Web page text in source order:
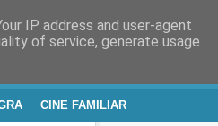
CINE FAMILIAR
IP address and user-agent
of service, generate usage